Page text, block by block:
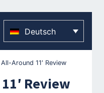
Deutsch
Around 11′ Review
Review